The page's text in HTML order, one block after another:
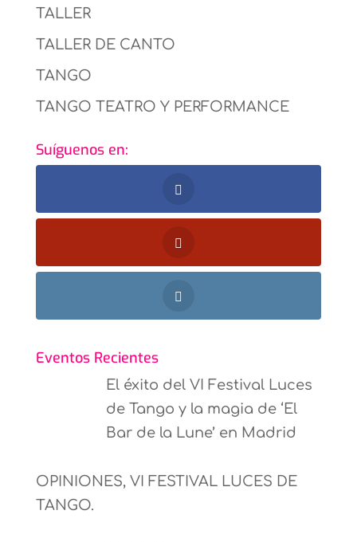
TALLER
TALLER DE CANTO
TANGO
TANGO TEATRO Y PERFORMANCE
Suíguenos en:
Eventos Recientes
El éxito del VI Festival Luces
de Tango y la magia de ‘El
Bar de la Lune’ en Madrid
OPINIONES, VI FESTIVAL LUCES DE
TANGO.